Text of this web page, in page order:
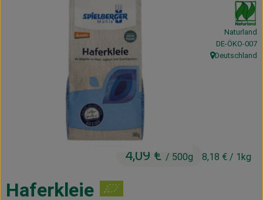
Obst & Gemüse
Vorratskammer
Haus, Garten & Co.
Lieferservice
Haferkleie
4,09 € / 500g 8,18 € / 1kg
, Verband:
Naturland
,DE-ÖKO-007
, Herkunft:
Deutschland